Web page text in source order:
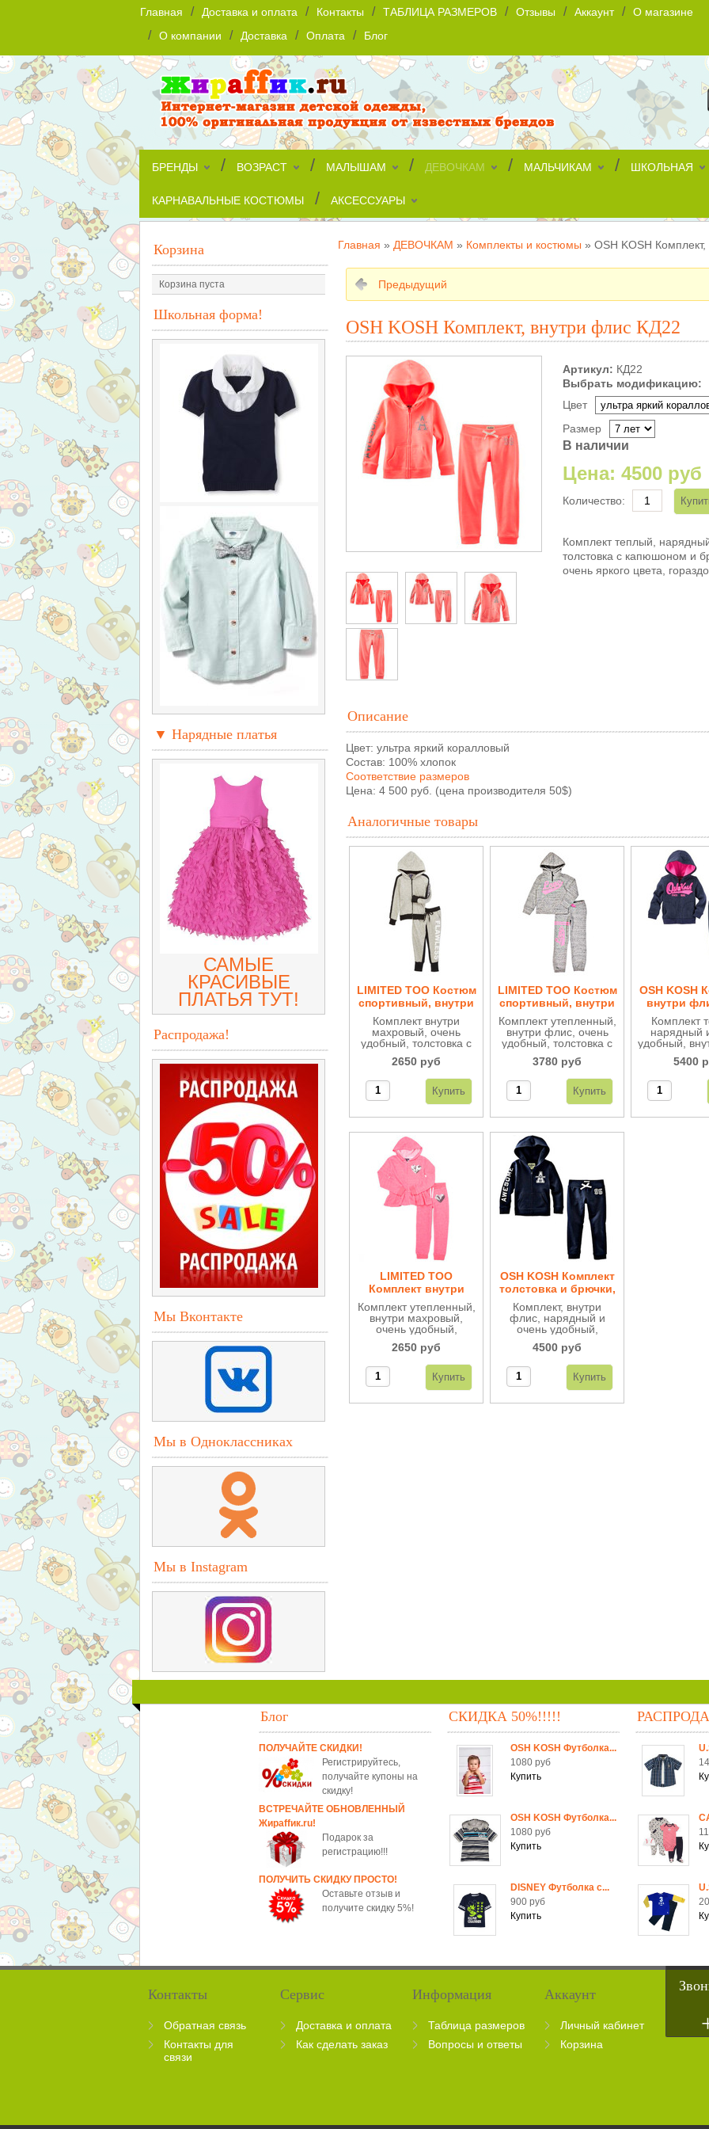
Главная / Доставка и оплата / Контакты / ТАБЛИЦА РАЗМЕРОВ / Отзывы / Аккаунт / О магазине
/ О компании / Доставка / Оплата / Блог
БРЕНДЫ / ВОЗРАСТ / МАЛЫШАМ / ДЕВОЧКАМ / МАЛЬЧИКАМ / ШКОЛЬНАЯ
КАРНАВАЛЬНЫЕ КОСТЮМЫ / АКСЕССУАРЫ
Корзина
Корзина пуста
Школьная форма!
▼ Нарядные платья
САМЫЕ
КРАСИВЫЕ
ПЛАТЬЯ ТУТ!
Распродажа!
Мы Вконтакте
Мы в Одноклассниках
Мы в Instagram
Главная » ДЕВОЧКАМ » Комплекты и костюмы » OSH KOSH
Предыдущий
OSH KOSH Комплект, внутри флис КД22
Артикул: КД22
Выбрать модификацию:
Цвет
Размер
В наличии
Цена: 4500 руб
Количество:
Комплект теплый,
толстовка с капюшоном и
очень яркого цвета,
Описание
Цвет: ультра яркий коралловый
Состав: 100% хлопок
Соответствие размеров
Цена: 4 500 руб. (цена производителя 50$)
Аналогичные товары
LIMITED TOO Костюм
спортивный, внутри
махровый для
девочки КД26
Комплект внутри
махровый, очень
удобный, толстовка с
капюшоном на молнии
и брючки на мягкой
резинке украшены
надписью и
оригинальной
2650 руб
LIMITED TOO Костюм
спортивный, внутри
флис для девочки
КД26
Комплект утепленный,
внутри флис, очень
удобный, толстовка с
капюшоном и брючки
на мягкой резинке
украшены яркой
надписью.
3780 руб
OSH KOSH
внутри
Комплект
нарядный
удобный,
капюшоном
на мягкой
надпись
цвета.
5400
LIMITED TOO
Комплект внутри
Комплект утепленный,
внутри махровый,
очень удобный,
толстовка с
капюшоном украшена
сердцем из пайеток и
брюки на мягкой
резинке.
2650 руб
OSH KOSH Комплект
толстовка и брючки,
внутри флис КД22
Комплект, внутри
флис, нарядный и
очень удобный,
толстовка с
капюшоном и брюки
на мягкой резинке.
4500 руб
Блог
ПОЛУЧАЙТЕ СКИДКИ!
Регистрируйтесь,
получайте купоны на
скидку!
ВСТРЕЧАЙТЕ ОБНОВЛЕННЫЙ
Жираffик.ru!
Подарок за
регистрацию!!!
ПОЛУЧИТЬ СКИДКУ ПРОСТО!
Оставьте отзыв и
получите скидку 5%!
СКИДКА 50%!!!!!
OSH KOSH Футболка...
1080 руб
OSH KOSH Футболка...
1080 руб
DISNEY Футболка c...
900 руб
Контакты
Обратная связь
Контакты для
связи
Сервис
Доставка и оплата
Как сделать заказ
Информация
Таблица размеров
Вопросы и ответы
Аккаунт
Личный кабинет
Корзина